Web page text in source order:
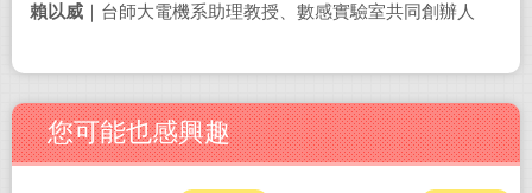
賴以威 台師大電機系助理教授、數感實驗室共同創辦人
您可能也感興趣